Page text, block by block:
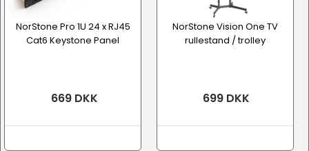
NorStone Pro 1U 24 x RJ45
Cat6 Keystone Panel
669 DKK
NorStone Vision One TV
rullestand / trolley
699 DKK